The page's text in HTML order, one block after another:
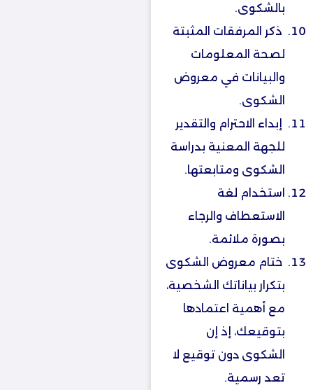
بالشكوى.
ذكر المرفقات المثبتة
لصحة المعلومات
والبيانات في معروض
الشكوى.
إبداء الاحترام والتقدير
للجهة المعنية بدراسة
الشكوى ومتابعتها.
‏استخدام لغة
الاستعطاف والرجاء
بصورة ملائمة.
ختام معروض الشكوى
بتكرار بياناتك الشخصية،
مع أهمية اعتمادها
بتوقيعك، إذ إن
الشكوى دون توقيع لا
تعد رسمية.